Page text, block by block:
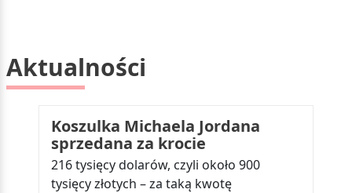
Aktualności
Koszulka Michaela Jordana
sprzedana za krocie
216 tysięcy dolarów, czyli około 900
tysięcy złotych – za taką kwotę